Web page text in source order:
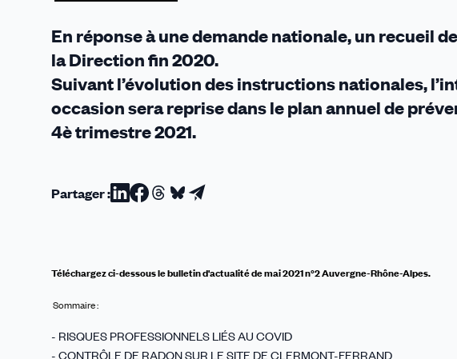
En réponse à une demande nationale, un recueil
la Direction fin 2020.
Suivant l’évolution des instructions nationales,
occasion sera reprise dans le plan annuel de
4è trimestre 2021.
Partager :Partager
Partager
Partager
Partager
Partager
Téléchargez ci-dessous le bulletin d'actualité de mai 2021 n°2 Auvergne-Rhône-Alpes.
Sommaire :
- RISQUES PROFESSIONNELS LIÉS AU COVID
- CONTRÔLE DE RADON SUR LE SITE DE CLERMONT-FERRAND